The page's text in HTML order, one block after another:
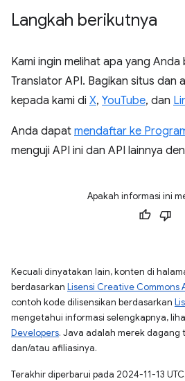
Langkah berikutnya
Kami ingin melihat apa yang
Translator API. Bagikan situs dan
kepada kami di X, YouTube, dan
Anda dapat mendaftar ke
menguji API ini dan API lainnya
Apakah informasi ini
Kecuali dinyatakan lain, konten di
berdasarkan Lisensi Creative Commons
contoh kode dilisensikan berdasarkan
mengetahui informasi selengkapnya,
Developers. Java adalah merek
dan/atau afiliasinya.
Terakhir diperbarui pada 2024-11-13 UTC.